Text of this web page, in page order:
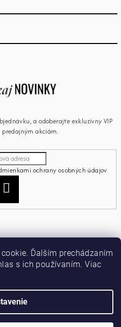
Ďalším prechádzaním
s ich používaním. Viac
a odoberajte exkluzívny VIP
akciám.
ochrany osobných údajov
údajov
. Všetky práva vyhradené.